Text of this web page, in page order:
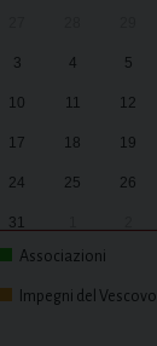
3 4 5
10 11 12
17 18 19
24 25 26
31
Associazioni
Impegni del Vescovo